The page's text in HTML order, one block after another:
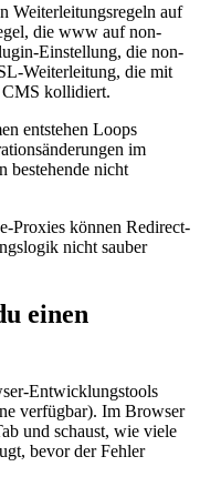
Weiterleitungsregeln auf
die www auf non-
Einstellung, die non-
Weiterleitung, die mit
CMS kollidiert.
entstehen Loops
im
bestehende nicht
Proxies können Redirect-
nicht sauber
einen
Entwicklungstools
verfügbar). Im Browser
und schaust, wie viele
bevor der Fehler